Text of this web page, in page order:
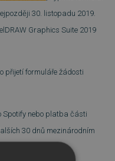
30. listopadu 2019.
Graphics Suite 2019
přijetí formuláře žádosti
Spotify nebo platba části
30 dnů mezinárodním